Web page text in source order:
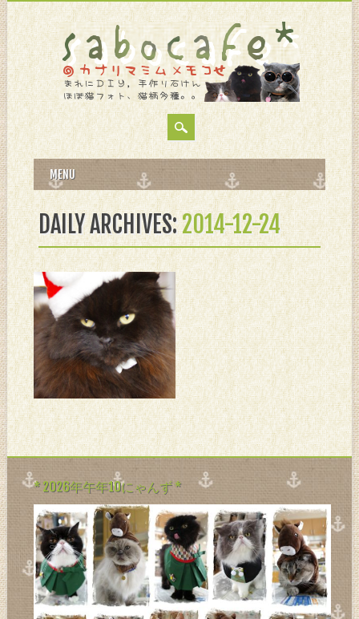
MAIN MENU
to
content
MENU
DAILY ARCHIVES:2014-12-24
12月 24, 2014
保護服追加しまし
た。。。
今日の夜は大忙しか
も？。。。 なずなトナカ
イ。。。 むぅな寒いのはゴメ
ンにゃ。。。 とゆーことでう
ちのニャンタクロースは役立
たず。。。 そんなんなで保護
服追加～！！（右下ブルー）
去年からお世話になってる保
護服シリーズ。
* 2026年午年10にゃんず *